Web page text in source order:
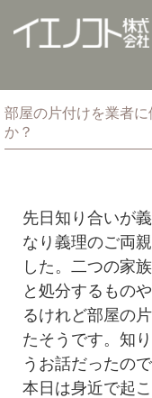
部屋の片付けを業者
か？
先日知り合いが
なり義理のご両
した。二つの家
と処分するもの
るけれど部屋の
たそうです。知
うお話だったの
本日は身近で起